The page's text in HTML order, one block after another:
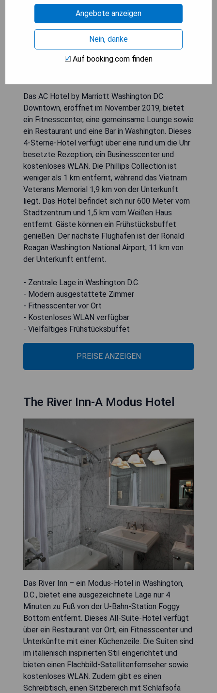
Das AC Hotel by Marriott Washington DC
Downtown, eröffnet im November 2019, bietet
ein Fitnesscenter, eine gemeinsame Lounge sowie
ein Restaurant und eine Bar in Washington. Dieses
4-Sterne-Hotel verfügt über eine rund um die Uhr
besetzte Rezeption, ein Businesscenter und
kostenloses WLAN. Die Phillips Collection ist
weniger als 1 km entfernt, während das Vietnam
Veterans Memorial 1,9 km von der Unterkunft
liegt. Das Hotel befindet sich nur 600 Meter vom
Stadtzentrum und 1,5 km vom Weißen Haus
entfernt. Gäste können ein Frühstücksbuffet
genießen. Der nächste Flughafen ist der Ronald
Reagan Washington National Airport, 11 km von
der Unterkunft entfernt.
- Zentrale Lage in Washington D.C.
- Modern ausgestattete Zimmer
- Fitnesscenter vor Ort
- Kostenloses WLAN verfügbar
- Vielfältiges Frühstücksbuffet
PREISE ANZEIGEN
The River Inn-A Modus Hotel
Das River Inn – ein Modus-Hotel in Washington,
D.C., bietet eine ausgezeichnete Lage nur 4
Minuten zu Fuß von der U-Bahn-Station Foggy
Bottom entfernt. Dieses All-Suite-Hotel verfügt
über ein Restaurant vor Ort, ein Fitnesscenter und
Unterkünfte mit einer Küchenzeile. Die Suiten sind
im italienisch inspirierten Stil eingerichtet und
bieten einen Flachbild-Satellitenfernseher sowie
kostenloses WLAN. Zudem gibt es einen
Schreibtisch, einen Sitzbereich mit Schlafsofa
Angebote anzeigen
Nein, danke
Auf booking.com finden